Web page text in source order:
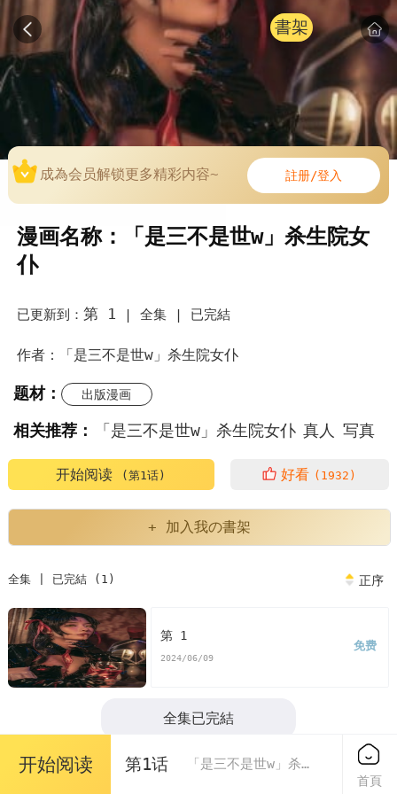
書架
成為会员解锁更多精彩内容~ 註册/登入
漫画名称：「是三不是世w」杀生院女
仆
已更新到： 第 1 | 全集 | 已完結
作者：「是三不是世w」杀生院女仆
题材： 出版漫画
相关推荐： 「是三不是世w」杀生院女仆 真人 写真
开始阅读 (第1话) 好看 (1932)
+ 加入我の書架
全集 | 已完結 (1) 正序
第 1
2024/06/09
免费
全集已完結
开始阅读 第1话 「是三不是世w」杀生院女仆
首頁